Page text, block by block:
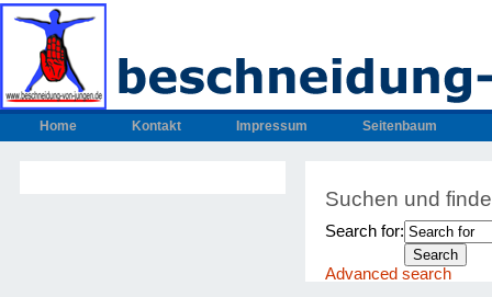
Home Kontakt Impressum Seitenbaum
Suchen und
Search for:
Advanced search